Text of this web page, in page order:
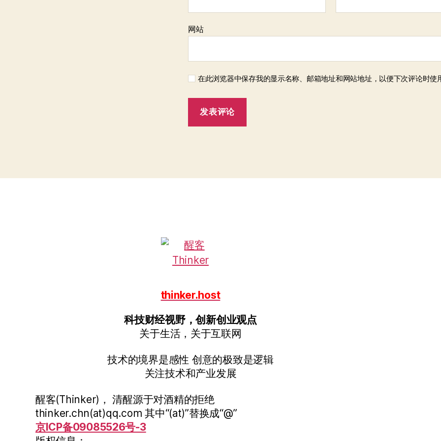
网站
在此浏览器中保存我的显示名称、邮箱地址和网站地址，以便下次评论时使
thinker.host
科技财经视野，创新创业观点
关于生活，关于互联网
技术的境界是感性 创意的极致是逻辑
关注技术和产业发展
醒客(Thinker)， 清醒源于对酒精的拒绝
thinker.chn(at)qq.com 其中“(at)”替换成“@”
京ICP备09085526号-3